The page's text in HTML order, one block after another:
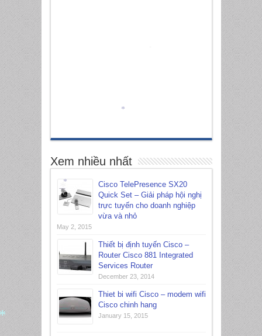
Xem nhiều nhất
Cisco TelePresence SX20
Quick Set – Giải pháp hội nghị
trực tuyến cho doanh nghiệp
vừa và nhỏ
May 2, 2015
Thiết bị định tuyến Cisco –
Router Cisco 881 Integrated
Services Router
December 23, 2014
Thiet bi wifi Cisco – modem wifi
Cisco chinh hang
January 15, 2015
*